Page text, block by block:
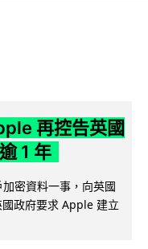
再控告英國
1 年
密資料一事，向英國
政府要求 Apple 建立